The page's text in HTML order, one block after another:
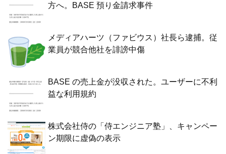
方へ。BASE 預り金請求事件
メディアハーツ（ファビウス）社長ら逮捕。従
業員が競合他社を誹謗中傷
BASE の売上金が没収された。ユーザーに不利
益な利用規約
株式会社侍の「侍エンジニア塾」、キャンペー
ン期限に虚偽の表示